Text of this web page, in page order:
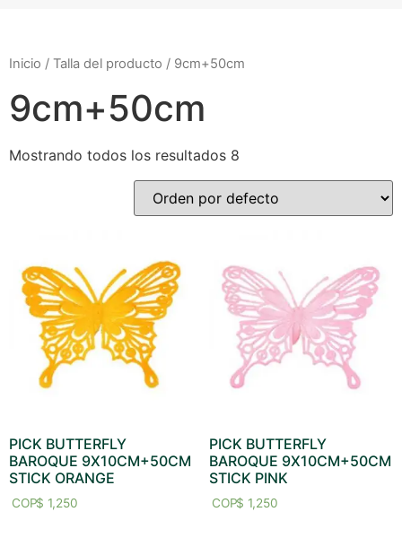
Inicio / Talla del producto / 9cm+50cm
9cm+50cm
Mostrando todos los resultados 8
PICK BUTTERFLY
BAROQUE 9X10CM+50CM
STICK ORANGE
$ 1,250
PICK BUTTERFLY
BAROQUE 9X10CM+50CM
STICK PINK
$ 1,250